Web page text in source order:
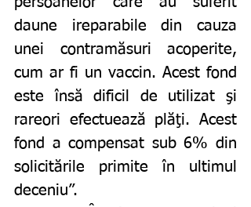
daune ireparabile din cauza
unei contramăsuri acoperite,
cum ar fi un vaccin. Acest fond
este însă dificil de utilizat şi
rareori efectuează plăţi. Acest
fond a compensat sub 6% din
solicitările primite în ultimul
deceniu”.